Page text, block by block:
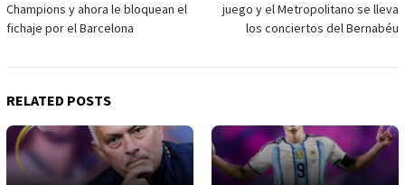
Champions y ahora le bloquean el
fichaje por el Barcelona
juego y el Metropolitano se lleva
los conciertos del Bernabéu
RELATED POSTS